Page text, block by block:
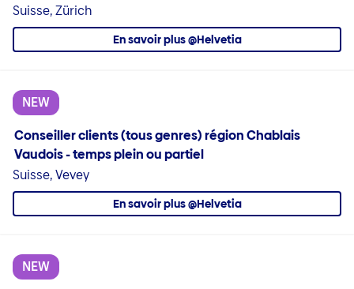
Suisse, Zürich
En savoir plus @Helvetia
NEW
Conseiller clients (tous genres) région Chablais
Vaudois - temps plein ou partiel
Suisse, Vevey
En savoir plus @Helvetia
NEW